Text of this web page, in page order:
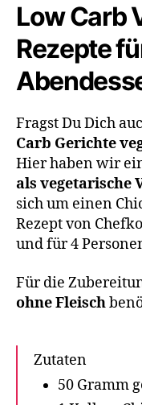
Low Carb
Rezepte
Fragst Du Dich
Carb Gerichte
Hier haben wir
als vegetarische
sich um einen
Rezept von
und für 4
Für die
ohne Fleisch
Zutaten
50 Gramm